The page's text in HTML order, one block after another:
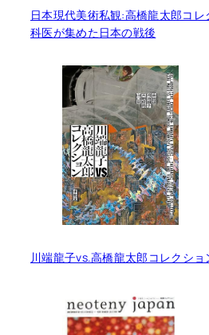
日本現代美術私観:高橋龍太郎コ
科医が集めた日本の戦後
川端龍子vs.高橋龍太郎コレクショ